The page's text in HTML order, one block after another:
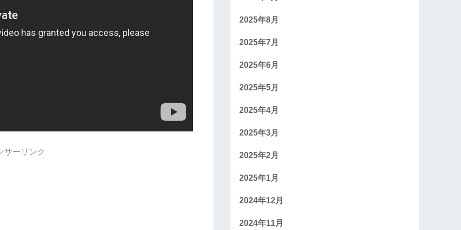
サーリンク
2025年8月
2025年7月
2025年6月
2025年5月
2025年4月
2025年3月
2025年2月
2025年1月
2024年12月
2024年11月